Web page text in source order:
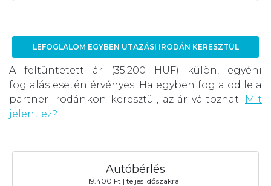
LEFOGLALOM EGYBEN UTAZÁSI IRODÁN KERESZTÜL
A feltüntetett ár (35.200 HUF) külön, egyéni
foglalás esetén érvényes. Ha egyben foglalod le a
partner irodánkon keresztül, az ár változhat.
Mit
jelent ez?
Autóbérlés
19.400 Ft | teljes időszakra